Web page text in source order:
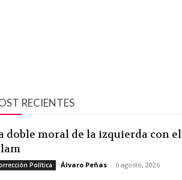
RECIENTES
doble moral de la izquierda con el
Política Álvaro Peñas - 6 agosto, 2026